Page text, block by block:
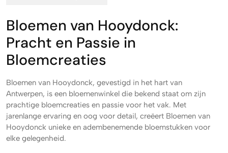
Bloemen van Hooydonck:
Pracht en Passie in
Bloemcreaties
Bloemen van Hooydonck, gevestigd in het hart van
Antwerpen, is een bloemenwinkel die bekend staat om zijn
prachtige bloemcreaties en passie voor het vak. Met
jarenlange ervaring en oog voor detail, creëert Bloemen van
Hooydonck unieke en adembenemende bloemstukken voor
elke gelegenheid.